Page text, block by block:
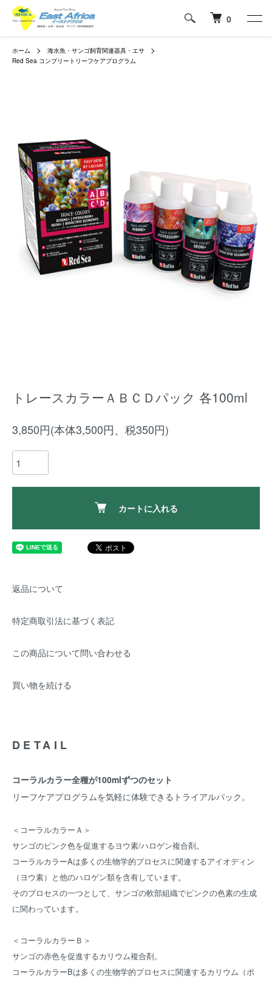
0
ホーム
海水魚・サンゴ飼育関連器具・エサ
Red Sea コンプリートリーフケアプログラム
トレースカラーＡＢＣＤパック 各100ml
3,850円(本体3,500円、税350円)
カートに入れる
返品について
特定商取引法に基づく表記
この商品について問い合わせる
買い物を続ける
DETAIL
コーラルカラー全種が100mlずつのセット
リーフケアプログラムを気軽に体験できるトライアルパック。
＜コーラルカラーＡ＞
サンゴのピンク色を促進するヨウ素/ハロゲン複合剤。
コーラルカラーAは多くの生物学的プロセスに関連するアイオディン
（ヨウ素）と他のハロゲン類を含有しています。
そのプロセスの一つとして、サンゴの軟部組織でピンクの色素の生成
に関わっています。
＜コーラルカラーＢ＞
サンゴの赤色を促進するカリウム複合剤。
コーラルカラーBは多くの生物学的プロセスに関連するカリウム（ポ